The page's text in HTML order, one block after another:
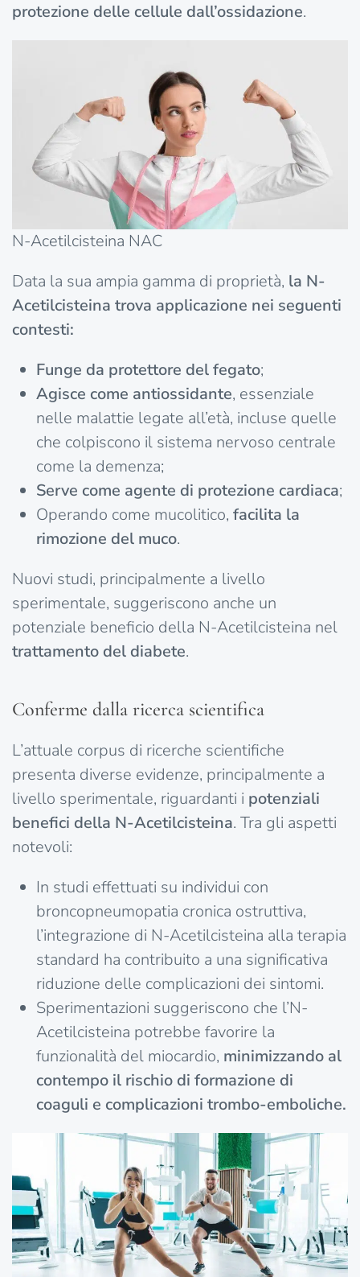
protezione delle cellule dall’ossidazione.
N-Acetilcisteina NAC
Data la sua ampia gamma di proprietà, la N-
Acetilcisteina trova applicazione nei seguenti
contesti:
Funge da protettore del fegato;
Agisce come antiossidante, essenziale
nelle malattie legate all’età, incluse quelle
che colpiscono il sistema nervoso centrale
come la demenza;
Serve come agente di protezione cardiaca;
Operando come mucolitico, facilita la
rimozione del muco.
Nuovi studi, principalmente a livello
sperimentale, suggeriscono anche un
potenziale beneficio della N-Acetilcisteina nel
trattamento del diabete.
Conferme dalla ricerca scientifica
L’attuale corpus di ricerche scientifiche
presenta diverse evidenze, principalmente a
livello sperimentale, riguardanti i potenziali
benefici della N-Acetilcisteina. Tra gli aspetti
notevoli:
In studi effettuati su individui con
broncopneumopatia cronica ostruttiva,
l’integrazione di N-Acetilcisteina alla terapia
standard ha contribuito a una significativa
riduzione delle complicazioni dei sintomi.
Sperimentazioni suggeriscono che l’N-
Acetilcisteina potrebbe favorire la
funzionalità del miocardio, minimizzando al
contempo il rischio di formazione di
coaguli e complicazioni trombo-emboliche.